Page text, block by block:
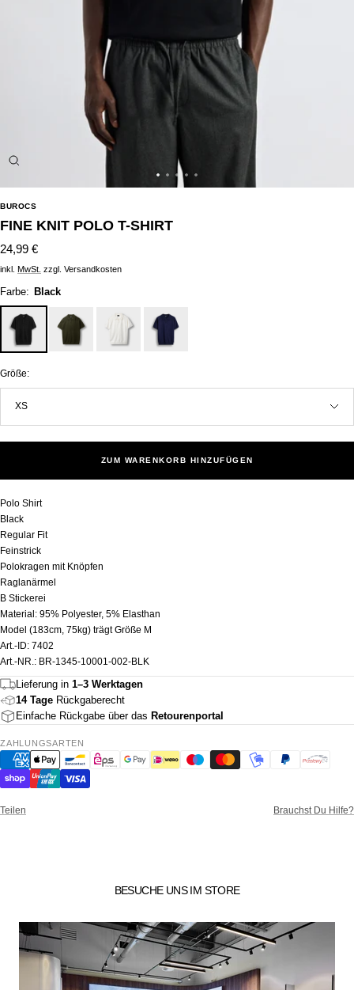
Zoom
gehen
Zur
gehen
Zur
BUROCS
FINE KNIT POLO T-SHIRT
Angebotspreis
24,99 €
inkl. MwSt. zzgl. Versandkosten
Farbe: Black
Größe:
XS
ZUM WARENKORB HINZUFÜGEN
Polo Shirt
Black
Regular Fit
Feinstrick
Polokragen mit Knöpfen
Raglanärmel
B Stickerei
Material: 95% Polyester, 5% Elasthan
Model (183cm, 75kg) trägt Größe M
Art.-ID: 7402
Art.-NR.: BR-1345-10001-002-BLK
Lieferung in 1–3 Werktagen
14 Tage Rückgaberecht
Einfache Rückgabe über das Retourenportal
ZAHLUNGSARTEN
Teilen Brauchst Du Hilfe?
BESUCHE UNS IM STORE